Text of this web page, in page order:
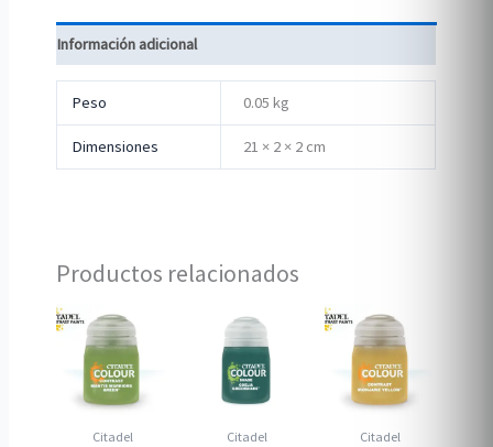
Información adicional
Peso 0.05 kg
Dimensiones 21 × 2 × 2 cm
Productos relacionados
Citadel Citadel Citadel